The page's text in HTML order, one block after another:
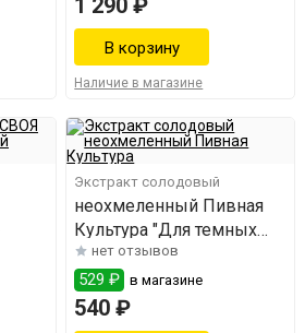
1 290 ₽
Наличие в магазине
Экстракт солодовый
неохмеленный Пивная
Культура "Для темных
сортов"
нет отзывов
529 ₽ в магазине
540 ₽